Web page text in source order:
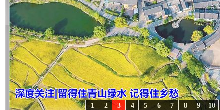
10
9
8
7
6
5
4
3
2
1